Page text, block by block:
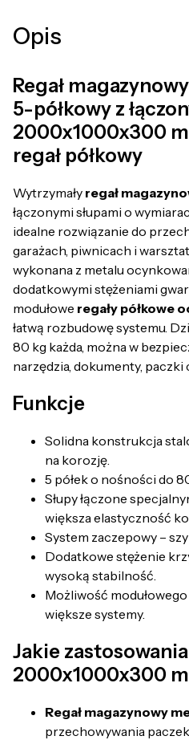
Opis
Regał
5-półkowy z
2000x1000x300
regał półkowy
Wytrzymały regał
łączonymi słupami o
idealne rozwiązanie do
garażach, piwnicach i
wykonana z metalu
dodatkowymi stężeniami
modułowe regały półkowe
łatwą rozbudowę systemu.
80 kg każda, można w
narzędzia, dokumenty, paczki
Funkcje
Solidna konstrukcja
na korozję.
5 półek o nośności do
Słupy łączone
większa elastyczność
System zaczepowy –
Dodatkowe stężenie
wysoką stabilność.
Możliwość
większe systemy.
Jakie
2000x1000x300
Regał magazynowy
przechowywania